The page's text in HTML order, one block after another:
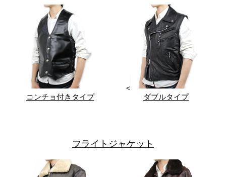
コンチョ付きタイプ
<
ダブルタイプ
フライトジャケット